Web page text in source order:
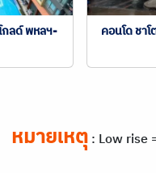
กลด์ พหลฯ-
คอนโด ชา
หมายเหตุ: Low rise